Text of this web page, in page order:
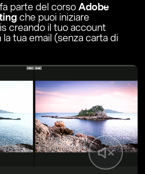
parte del corsoAdobe
che puoi iniziare
creando il tuo account
la tua email (senza carta di